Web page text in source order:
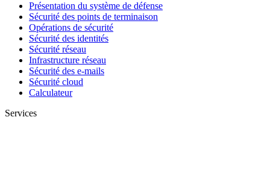
Présentation du système de défense
Sécurité des points de terminaison
Opérations de sécurité
Sécurité des identités
Sécurité réseau
Infrastructure réseau
Sécurité des e-mails
Sécurité cloud
Calculateur
Services